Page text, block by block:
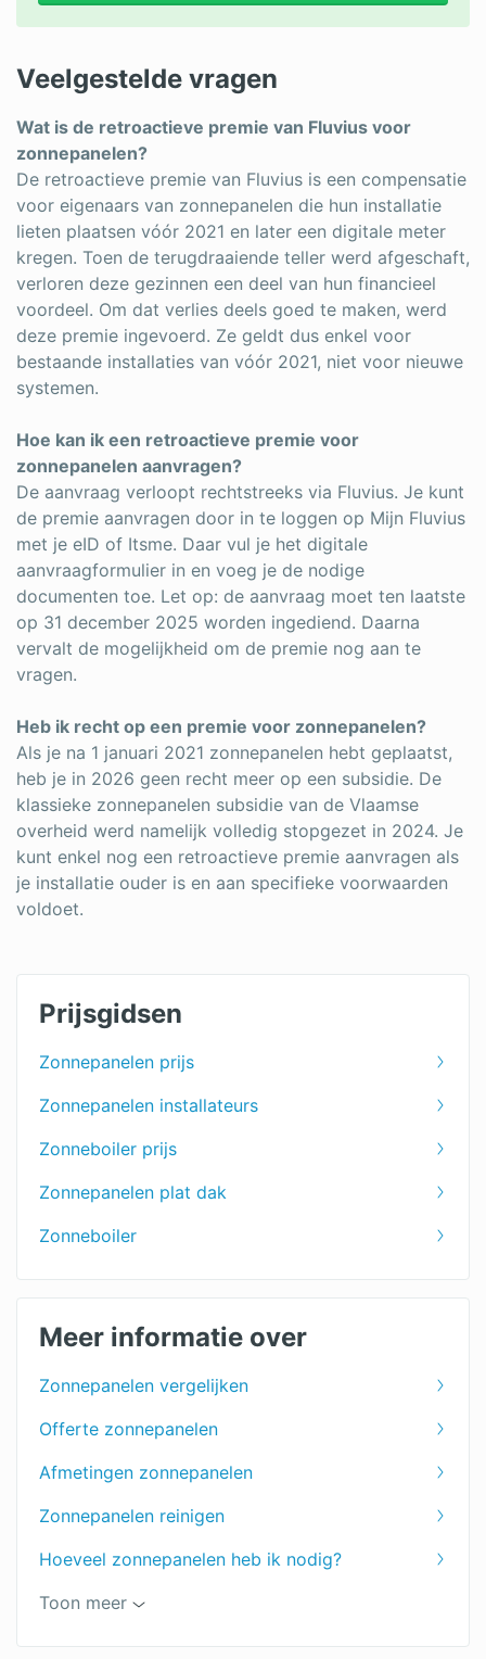
Veelgestelde vragen
Wat is de retroactieve premie van Fluvius voor
zonnepanelen?
De retroactieve premie van Fluvius is een compensatie
voor eigenaars van zonnepanelen die hun installatie
lieten plaatsen vóór 2021 en later een digitale meter
kregen. Toen de terugdraaiende teller werd afgeschaft,
verloren deze gezinnen een deel van hun financieel
voordeel. Om dat verlies deels goed te maken, werd
deze premie ingevoerd. Ze geldt dus enkel voor
bestaande installaties van vóór 2021, niet voor nieuwe
systemen.
Hoe kan ik een retroactieve premie voor
zonnepanelen aanvragen?
De aanvraag verloopt rechtstreeks via Fluvius. Je kunt
de premie aanvragen door in te loggen op Mijn Fluvius
met je eID of Itsme. Daar vul je het digitale
aanvraagformulier in en voeg je de nodige
documenten toe. Let op: de aanvraag moet ten laatste
op 31 december 2025 worden ingediend. Daarna
vervalt de mogelijkheid om de premie nog aan te
vragen.
Heb ik recht op een premie voor zonnepanelen?
Als je na 1 januari 2021 zonnepanelen hebt geplaatst,
heb je in 2026 geen recht meer op een subsidie. De
klassieke zonnepanelen subsidie van de Vlaamse
overheid werd namelijk volledig stopgezet in 2024. Je
kunt enkel nog een retroactieve premie aanvragen als
je installatie ouder is en aan specifieke voorwaarden
voldoet.
Prijsgidsen
Zonnepanelen prijs
Zonnepanelen installateurs
Zonneboiler prijs
Zonnepanelen plat dak
Zonneboiler
Meer informatie over
Zonnepanelen vergelijken
Offerte zonnepanelen
Afmetingen zonnepanelen
Zonnepanelen reinigen
Hoeveel zonnepanelen heb ik nodig?
Kleine zonnepanelen
Omvormer zonnepanelen
Toon meer